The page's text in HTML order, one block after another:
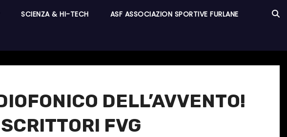
SCIENZA & HI-TECH ASF ASSOCIAZION SPORTIVE FURLANE
DELL’AVVENTO!
FVG